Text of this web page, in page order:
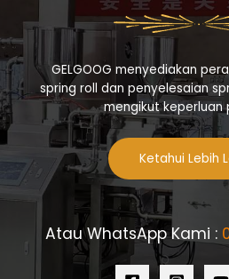
GELGOOG menyediakan
spring roll dan penyelesaian
mengikut keperluan
Ketahui Lebih
Atau WhatsApp Kami :